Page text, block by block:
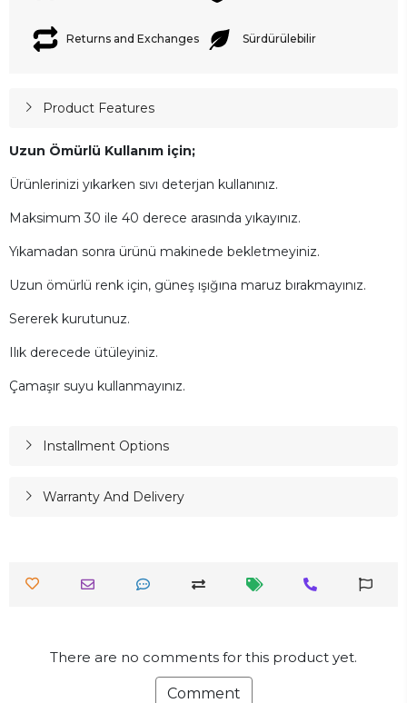
Returns and Exchanges Sürdürülebilir
Product Features
Uzun Ömürlü Kullanım için;
Ürünlerinizi yıkarken sıvı deterjan kullanınız.
Maksimum 30 ile 40 derece arasında yıkayınız.
Yıkamadan sonra ürünü makinede bekletmeyiniz.
Uzun ömürlü renk için, güneş ışığına maruz bırakmayınız.
Sererek kurutunuz.
Ilık derecede ütüleyiniz.
Çamaşır suyu kullanmayınız.
Installment Options
Warranty And Delivery
There are no comments for this product yet.
Comment